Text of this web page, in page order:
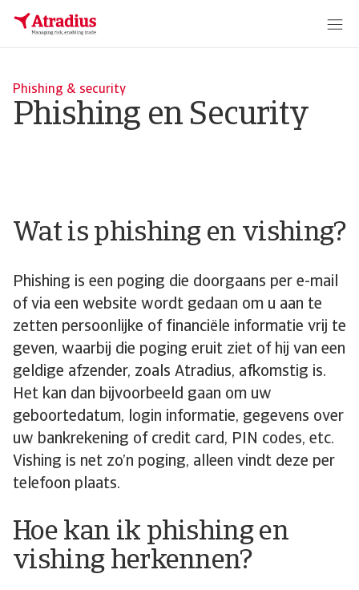
Phishing & security
Phishing en Security
Wat is phishing en vishing?
Phishing is een poging die doorgaans per e-mail
of via een website wordt gedaan om u aan te
zetten persoonlijke of financiële informatie vrij te
geven, waarbij die poging eruit ziet of hij van een
geldige afzender, zoals Atradius, afkomstig is.
Het kan dan bijvoorbeeld gaan om uw
geboortedatum, login informatie, gegevens over
uw bankrekening of credit card, PIN codes, etc.
Vishing is net zo’n poging, alleen vindt deze per
telefoon plaats.
Hoe kan ik phishing en
vishing herkennen?